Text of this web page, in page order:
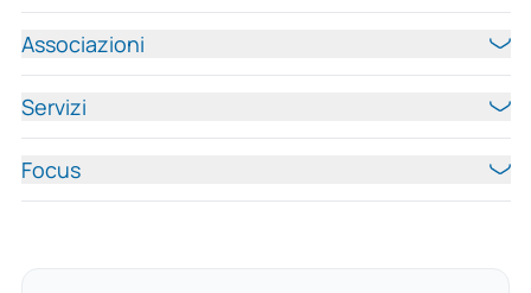
Associazioni
Servizi
Focus